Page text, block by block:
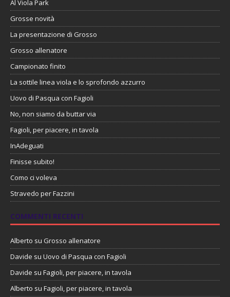
Al Viola Park
Grosse novità
La presentazione di Grosso
Grosso allenatore
Campionato finito
La sottile linea viola e lo sprofondo azzurro
Uovo di Pasqua con Fagioli
No, non siamo da buttar via
Fagioli, per piacere, in tavola
InAdeguati
Finisse subito!
Como ci voleva
Stravedo per Fazzini
COMMENTI RECENTI
Alberto su Grosso allenatore
Davide su Uovo di Pasqua con Fagioli
Davide su Fagioli, per piacere, in tavola
Alberto su Fagioli, per piacere, in tavola